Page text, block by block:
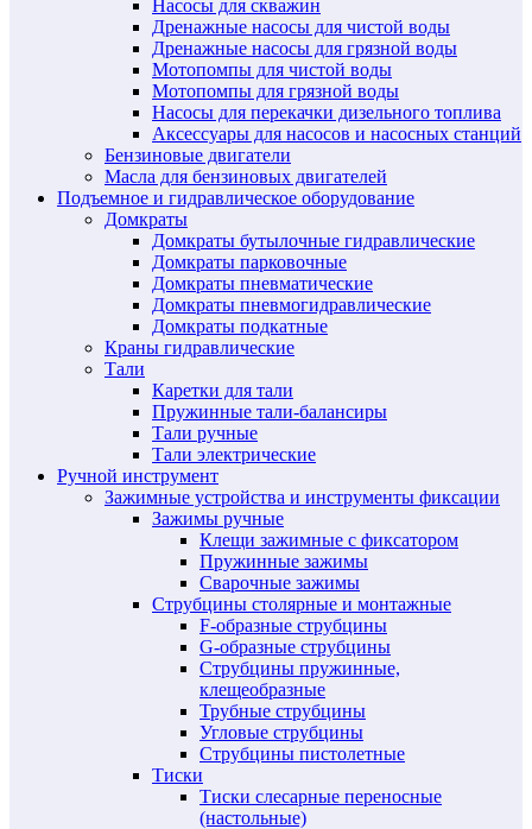
Насосы для скважин
Дренажные насосы для чистой воды
Дренажные насосы для грязной воды
Мотопомпы для чистой воды
Мотопомпы для грязной воды
Насосы для перекачки дизельного топлива
Аксессуары для насосов и насосных станций
Бензиновые двигатели
Масла для бензиновых двигателей
Подъемное и гидравлическое оборудование
Домкраты
Домкраты бутылочные гидравлические
Домкраты парковочные
Домкраты пневматические
Домкраты пневмогидравлические
Домкраты подкатные
Краны гидравлические
Тали
Каретки для тали
Пружинные тали-балансиры
Тали ручные
Тали электрические
Ручной инструмент
Зажимные устройства и инструменты фиксации
Зажимы ручные
Клещи зажимные с фиксатором
Пружинные зажимы
Сварочные зажимы
Струбцины столярные и монтажные
F-образные струбцины
G-образные струбцины
Струбцины пружинные,
клещеобразные
Трубные струбцины
Угловые струбцины
Струбцины пистолетные
Тиски
Тиски слесарные переносные
(настольные)